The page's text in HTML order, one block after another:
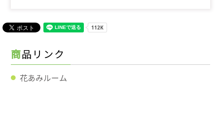
商品リンク
花あみルーム